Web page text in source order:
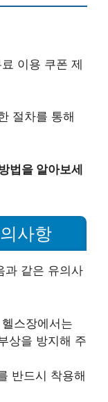
이용 쿠폰 제
절차를 통해
법을 알아보세
사항
과 같은 유의사
스장에서는
상을 방지해 주
반드시 착용해